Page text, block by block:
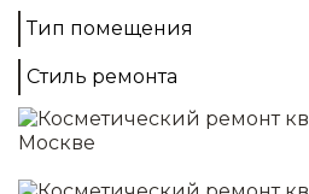
Демонтаж
Монтаж полов
Отделка стен/потолков
Установка освещения
Подробнее
Тип помещения
Стиль ремонта